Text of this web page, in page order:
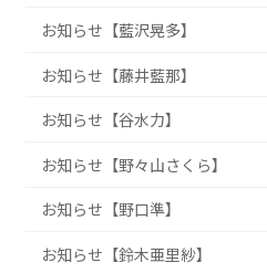
お知らせ【藍沢晃多】
お知らせ【藤井藍那】
お知らせ【谷水力】
お知らせ【野々山さくら】
お知らせ【野口準】
お知らせ【鈴木亜里紗】